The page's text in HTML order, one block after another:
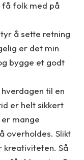
få folk med på
å sette retning
er det min
bygge et godt
til en
er helt sikkert
mange
overholdes. Slikt
kreativiteten. Så